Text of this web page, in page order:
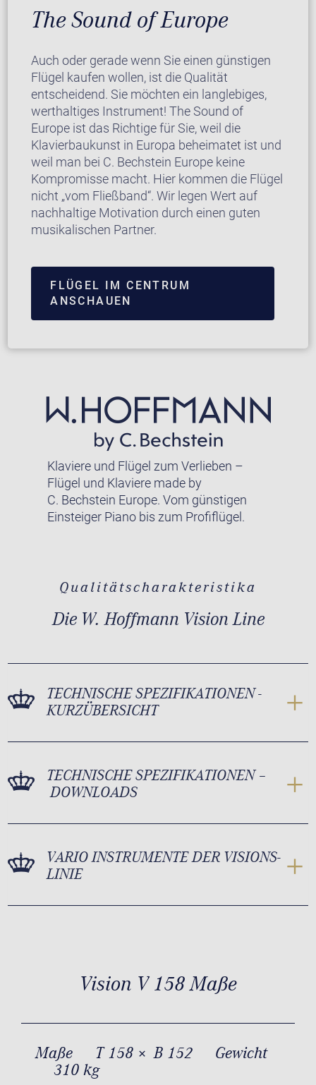
The Sound of Europe
Auch oder gerade wenn Sie einen günstigen
Flügel kaufen wollen, ist die Qualität
entscheidend. Sie möchten ein langlebiges,
werthaltiges Instrument! The Sound of
Europe ist das Richtige für Sie, weil die
Klavierbaukunst in Europa beheimatet ist und
weil man bei C. Bechstein Europe keine
Kompromisse macht. Hier kommen die Flügel
nicht „vom Fließband“. Wir legen Wert auf
nachhaltige Motivation durch einen guten
musikalischen Partner.
FLÜGEL IM CENTRUM
ANSCHAUEN
Klaviere und Flügel zum Verlieben –
Flügel und Klaviere made by
C. Bechstein Europe. Vom günstigen
Einsteiger Piano bis zum Profiflügel.
Qualitätscharakteristika
Die W. Hoffmann Vision Line
TECHNISCHE SPEZIFIKATIONEN -
KURZÜBERSICHT
TECHNISCHE SPEZIFIKATIONEN –
DOWNLOADS
VARIO INSTRUMENTE DER VISIONS-
LINIE
Vision V 158 Maße
Maße T 158 × B 152
Gewicht
310 kg